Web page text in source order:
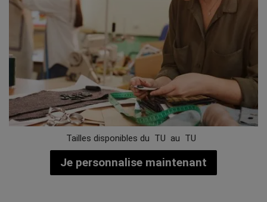
Tailles disponibles du TU au TU
Je personnalise maintenant